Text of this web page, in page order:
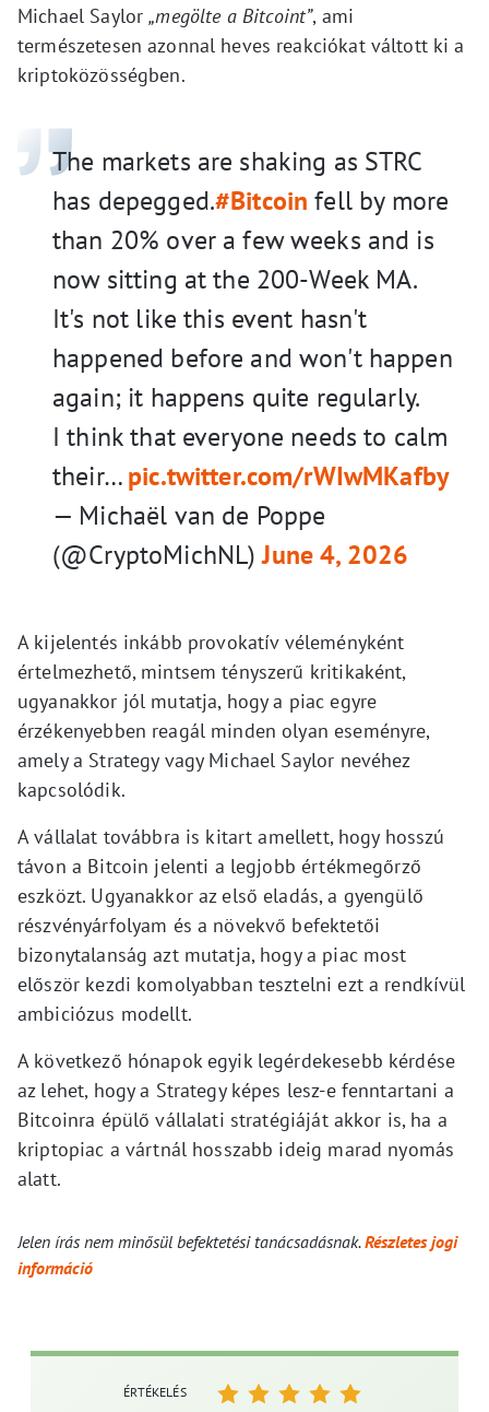
Michael Saylor„megölte a Bitcoint”, ami
természetesen azonnal heves reakciókat váltott ki a
kriptoközösségben.
The markets are shaking as STRC
has depegged.#Bitcoin fell by more
than 20% over a few weeks and is
now sitting at the 200-Week MA.
It's not like this event hasn't
happened before and won't happen
again; it happens quite regularly.
I think that everyone needs to calm
their…pic.twitter.com/rWIwMKafby
— Michaël van de Poppe
(@CryptoMichNL)June 4, 2026
A kijelentés inkább provokatív véleményként
értelmezhető, mintsem tényszerű kritikaként,
ugyanakkor jól mutatja, hogy a piac egyre
érzékenyebben reagál minden olyan eseményre,
amely a Strategy vagy Michael Saylor nevéhez
kapcsolódik.
A vállalat továbbra is kitart amellett, hogy hosszú
távon a Bitcoin jelenti a legjobb értékmegőrző
eszközt. Ugyanakkor az első eladás, a gyengülő
részvényárfolyam és a növekvő befektetői
bizonytalanság azt mutatja, hogy a piac most
először kezdi komolyabban tesztelni ezt a rendkívül
ambiciózus modellt.
A következő hónapok egyik legérdekesebb kérdése
az lehet, hogy a Strategy képes lesz-e fenntartani a
Bitcoinra épülő vállalati stratégiáját akkor is, ha a
kriptopiac a vártnál hosszabb ideig marad nyomás
alatt.
Jelen írás nem minősül befektetési tanácsadásnak.Részletes jogi
információ
ÉRTÉKELÉS